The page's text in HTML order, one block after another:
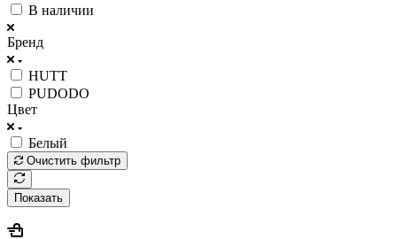
В наличии
Бренд
HUTT
PUDODO
Цвет
Белый
Очистить фильтр
Показать